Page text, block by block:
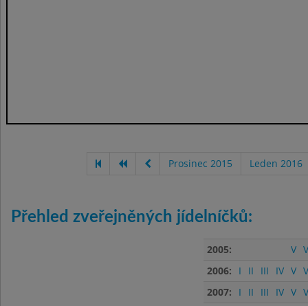
Prosinec 2015 Leden 2016
Přehled zveřejněných jídelníčků:
2005: V
2006:
I II III IV V
2007:
I II III IV V